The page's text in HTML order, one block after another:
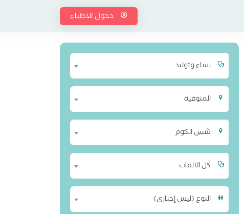
دخول الاطباء
نساء وتوليد
المنوفية
شبين الكوم
كل الالقاب
النوع (ليس إجباري)